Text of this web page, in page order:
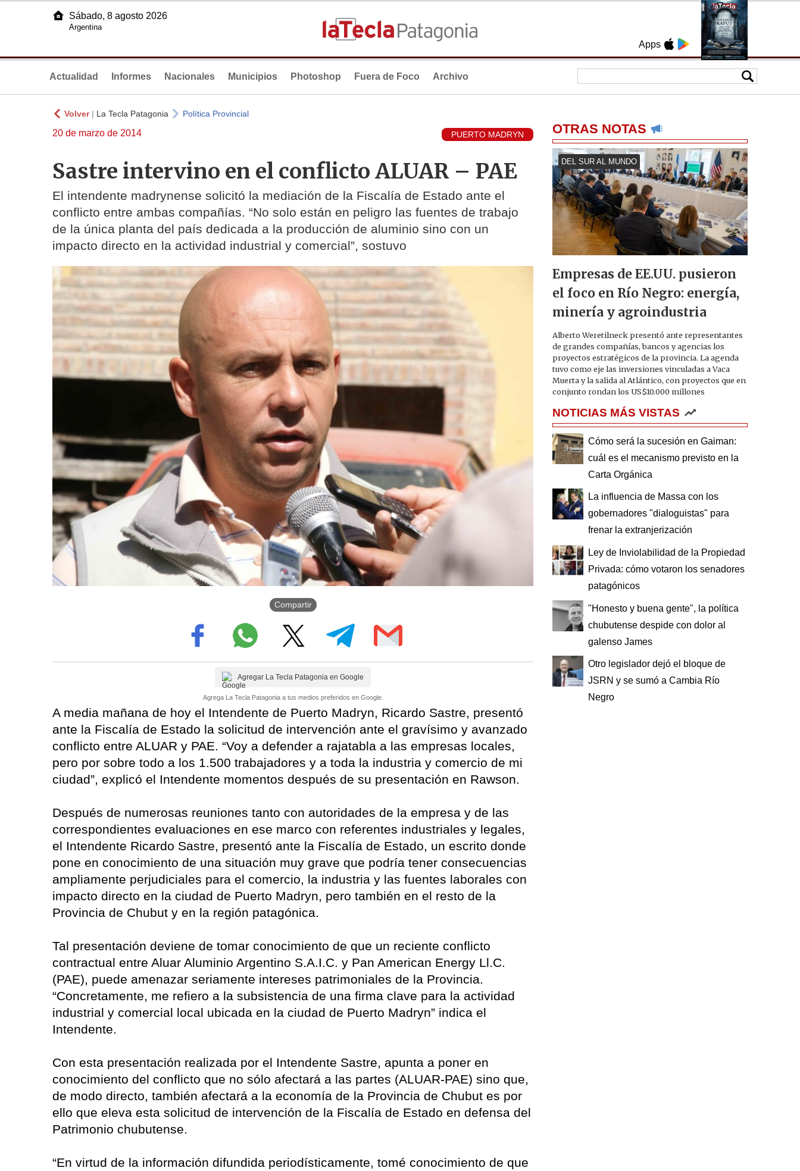
Apps
Sábado, 8 agosto 2026
Argentina
Actualidad Informes Nacionales Municipios Photoshop Fuera de Foco Archivo
Volver| La Tecla Patagonia Política Provincial
20 de marzo de 2014 PUERTO MADRYN
Sastre intervino en el conflicto ALUAR – PAE
El intendente madrynense solicitó la mediación de la Fiscalía de Estado ante el
conflicto entre ambas compañías. “No solo están en peligro las fuentes de trabajo
de la única planta del país dedicada a la producción de aluminio sino con un
impacto directo en la actividad industrial y comercial”, sostuvo
Compartir
Agregar La Tecla Patagonia en Google
Agrega La Tecla Patagonia a tus medios preferidos en Google.
A media mañana de hoy el Intendente de Puerto Madryn, Ricardo Sastre, presentó
ante la Fiscalía de Estado la solicitud de intervención ante el gravísimo y avanzado
conflicto entre ALUAR y PAE. “Voy a defender a rajatabla a las empresas locales,
pero por sobre todo a los 1.500 trabajadores y a toda la industria y comercio de mi
ciudad”, explicó el Intendente momentos después de su presentación en Rawson.
Después de numerosas reuniones tanto con autoridades de la empresa y de las
correspondientes evaluaciones en ese marco con referentes industriales y legales,
el Intendente Ricardo Sastre, presentó ante la Fiscalía de Estado, un escrito donde
pone en conocimiento de una situación muy grave que podría tener consecuencias
ampliamente perjudiciales para el comercio, la industria y las fuentes laborales con
impacto directo en la ciudad de Puerto Madryn, pero también en el resto de la
Provincia de Chubut y en la región patagónica.
Tal presentación deviene de tomar conocimiento de que un reciente conflicto
contractual entre Aluar Aluminio Argentino S.A.I.C. y Pan American Energy Ll.C.
(PAE), puede amenazar seriamente intereses patrimoniales de la Provincia.
“Concretamente, me refiero a la subsistencia de una firma clave para la actividad
industrial y comercial local ubicada en la ciudad de Puerto Madryn” indica el
Intendente.
Con esta presentación realizada por el Intendente Sastre, apunta a poner en
conocimiento del conflicto que no sólo afectará a las partes (ALUAR-PAE) sino que,
de modo directo, también afectará a la economía de la Provincia de Chubut es por
ello que eleva esta solicitud de intervención de la Fiscalía de Estado en defensa del
Patrimonio chubutense.
“En virtud de la información difundida periodísticamente, tomé conocimiento de que
OTRAS NOTAS
DEL SUR AL MUNDO
Empresas de EE.UU. pusieron
el foco en Río Negro: energía,
minería y agroindustria
Alberto Weretilneck presentó ante representantes
de grandes compañías, bancos y agencias los
proyectos estratégicos de la provincia. La agenda
tuvo como eje las inversiones vinculadas a Vaca
Muerta y la salida al Atlántico, con proyectos que en
conjunto rondan los US$10.000 millones
NOTICIAS MÁS VISTAS
Cómo será la sucesión en Gaiman:
cuál es el mecanismo previsto en la
Carta Orgánica
La influencia de Massa con los
gobernadores "dialoguistas" para
frenar la extranjerización
Ley de Inviolabilidad de la Propiedad
Privada: cómo votaron los senadores
patagónicos
"Honesto y buena gente", la política
chubutense despide con dolor al
galenso James
Otro legislador dejó el bloque de
JSRN y se sumó a Cambia Río
Negro